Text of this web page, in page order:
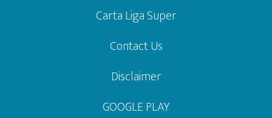
Carta Liga Super
Contact Us
Disclaimer
GOOGLE PLAY